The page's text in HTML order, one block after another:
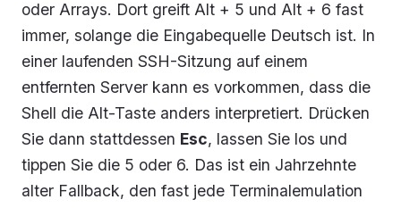
oder Arrays. Dort greift Alt + 5 und Alt + 6 fast
immer, solange die Eingabequelle Deutsch ist. In
einer laufenden SSH-Sitzung auf einem
entfernten Server kann es vorkommen, dass die
Shell die Alt-Taste anders interpretiert. Drücken
Sie dann stattdessen Esc, lassen Sie los und
tippen Sie die 5 oder 6. Das ist ein Jahrzehnte
alter Fallback, den fast jede Terminalemulation